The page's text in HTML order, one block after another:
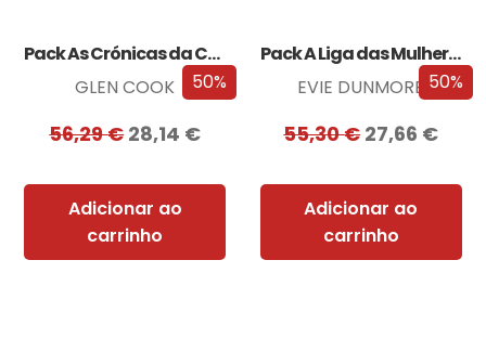
50%
Pack As Crónicas da Companhia Negra
GLEN COOK
56,29€28,14 €
Adicionar ao
carrinho
50%
Pack A Liga das Mulheres Extraordinárias
EVIE DUNMORE
55,30€27,66 €
Adicionar ao
carrinho